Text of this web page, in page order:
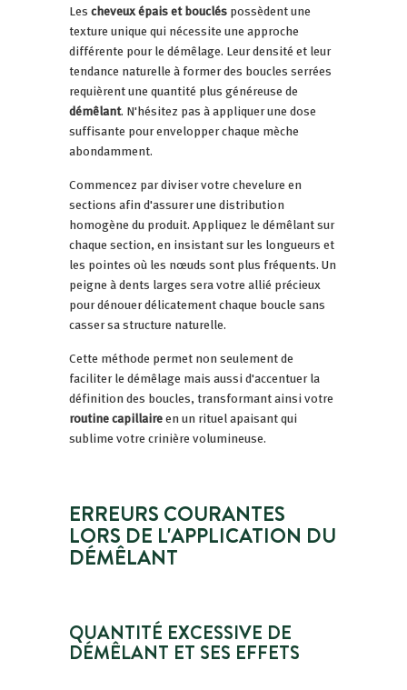
Lescheveux épais et boucléspossèdent une
texture unique qui nécessite une approche
différente pour le démêlage. Leur densité et leur
tendance naturelle à former des boucles serrées
requièrent une quantité plus généreuse de
démêlant. N'hésitez pas à appliquer une dose
suffisante pour envelopper chaque mèche
abondamment.
Commencez par diviser votre chevelure en
sections afin d'assurer une distribution
homogène du produit. Appliquez le démêlant sur
chaque section, en insistant sur les longueurs et
les pointes où les nœuds sont plus fréquents. Un
peigne à dents larges sera votre allié précieux
pour dénouer délicatement chaque boucle sans
casser sa structure naturelle.
Cette méthode permet non seulement de
faciliter le démêlage mais aussi d'accentuer la
définition des boucles, transformant ainsi votre
routine capillaireen un rituel apaisant qui
sublime votre crinière volumineuse.
ERREURS COURANTES
LORS DE L'APPLICATION DU
DÉMÊLANT
QUANTITÉ EXCESSIVE DE
DÉMÊLANT ET SES EFFETS